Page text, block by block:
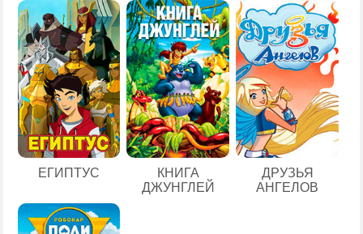
ЕГИПТУС
КНИГА
ДЖУНГЛЕЙ
ДРУЗЬЯ
АНГЕЛОВ